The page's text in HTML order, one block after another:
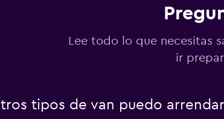
Ver precios
1 punto de arriendo
Lee todo lo que necesitas
ir
tipos de van puedo